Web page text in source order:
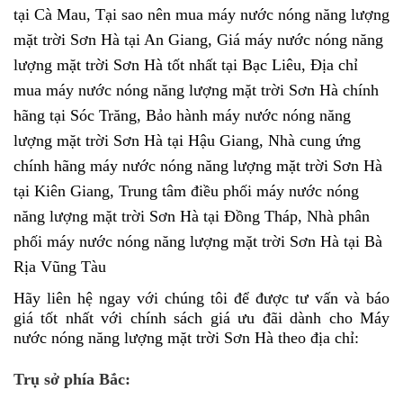
tại Cà Mau, Tại sao nên mua máy nước nóng năng lượng
mặt trời Sơn Hà tại An Giang, Giá máy nước nóng năng
lượng mặt trời Sơn Hà tốt nhất tại Bạc Liêu, Địa chỉ
mua máy nước nóng năng lượng mặt trời Sơn Hà chính
hãng tại Sóc Trăng, Bảo hành máy nước nóng năng
lượng mặt trời Sơn Hà tại Hậu Giang, Nhà cung ứng
chính hãng máy nước nóng năng lượng mặt trời Sơn Hà
tại Kiên Giang, Trung tâm điều phối máy nước nóng
năng lượng mặt trời Sơn Hà tại Đồng Tháp, Nhà phân
phối máy nước nóng năng lượng mặt trời Sơn Hà tại Bà
Rịa Vũng Tàu
Hãy liên hệ ngay với chúng tôi để được tư vấn và báo
giá tốt nhất với chính sách giá ưu đãi dành cho Máy
nước nóng năng lượng mặt trời Sơn Hà theo địa chỉ:
Trụ sở phía Bắc: